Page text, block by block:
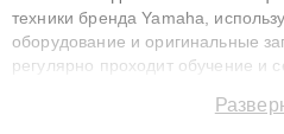
техники бренда Yamaha,
оборудование и оригинальные
регулярно проходит обучение и
технику с сохранением